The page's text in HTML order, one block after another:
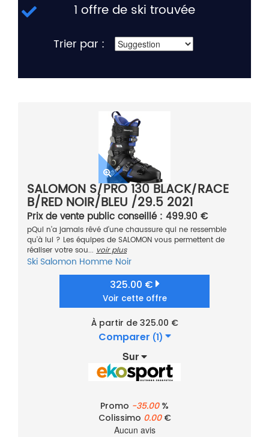
1 offre de ski trouvée
Trier par :
SALOMON S/PRO 130 BLACK/RACE
B/RED NOIR/BLEU /29.5 2021
Prix de vente public conseillé : 499.90 €
pQui n’a jamais rêvé d’une chaussure qui ne ressemble
qu’à lui ? Les équipes de SALOMON vous permettent de
réaliser votre sou... voir plus
Ski Salomon Homme Noir
325.00 €
Voir cette offre
À partir de 325.00 €
Comparer (1)
Sur
Promo -35.00%
Colissimo 0.00€
Aucun avis